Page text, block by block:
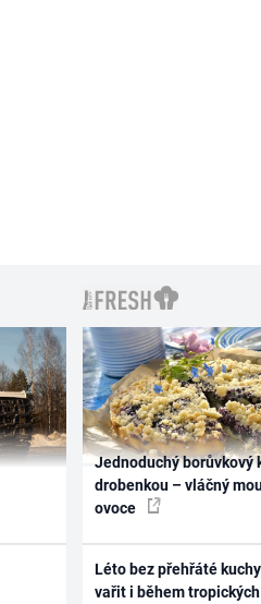
Jednoduchý borůvkový
drobenkou – vláčný
ovoce
Léto bez přehřáté
vařit i během